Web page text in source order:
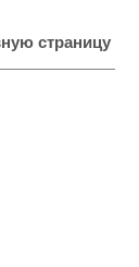
страницу